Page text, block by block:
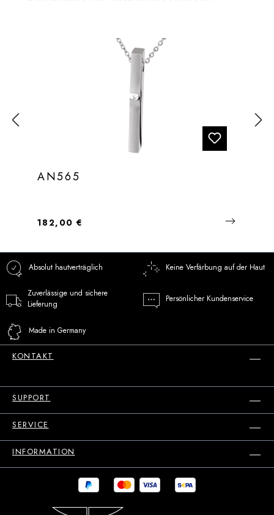
AN565
Regulärer Preis:
182,00 €
Absolut hautverträglich Keine Verfärbung auf der Haut
Zuverlässige und sichere
Lieferung
Persönlicher Kundenservice
Made in Germany
KONTAKT
SUPPORT
SERVICE
INFORMATION